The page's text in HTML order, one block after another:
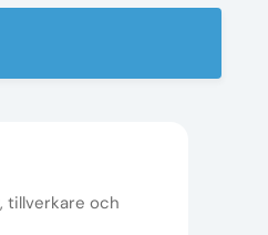
tillverkare och